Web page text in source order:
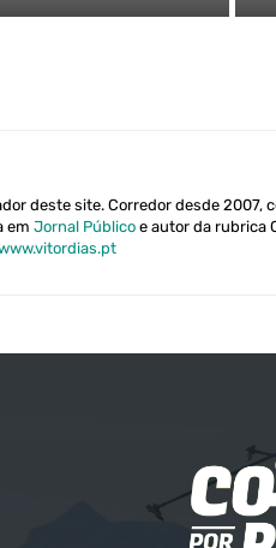
deste site. Corredor desde 2007,
em Jornal Público e autor da rubrica